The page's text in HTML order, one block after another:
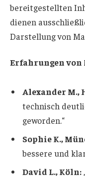
bereitgestellten
dienen
Darstellung von
Erfahrungen von
Alexander M.,
technisch
geworden.“
Sophie K.,
bessere und
David L., Köln: